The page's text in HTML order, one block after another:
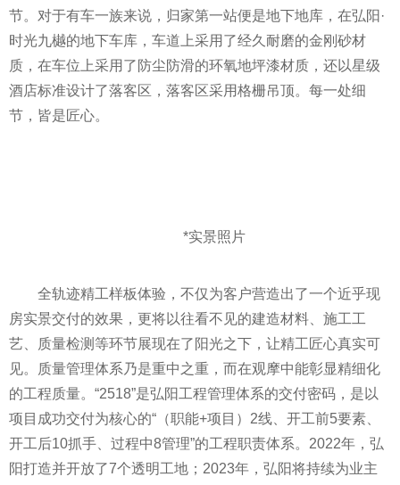
节。对于有车一族来说，归家第一站便是地下地库，在弘阳·
时光九樾的地下车库，车道上采用了经久耐磨的金刚砂材
质，在车位上采用了防尘防滑的环氧地坪漆材质，还以星级
酒店标准设计了落客区，落客区采用格栅吊顶。每一处细
节，皆是匠心。
*实景照片
全轨迹精工样板体验，不仅为客户营造出了一个近乎现
房实景交付的效果，更将以往看不见的建造材料、施工工
艺、质量检测等环节展现在了阳光之下，让精工匠心真实可
见。质量管理体系乃是重中之重，而在观摩中能彰显精细化
的工程质量。“2518”是弘阳工程管理体系的交付密码，是以
项目成功交付为核心的“（职能+项目）2线、开工前5要素、
开工后10抓手、过程中8管理”的工程职责体系。2022年，弘
阳打造并开放了7个透明工地；2023年，弘阳将持续为业主